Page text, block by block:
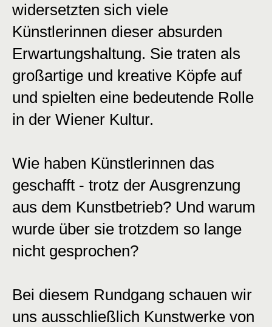
widersetzten sich viele
Künstlerinnen dieser absurden
Erwartungshaltung. Sie traten als
großartige und kreative Köpfe auf
und spielten eine bedeutende Rolle
in der Wiener Kultur.
Wie haben Künstlerinnen das
geschafft - trotz der Ausgrenzung
aus dem Kunstbetrieb? Und warum
wurde über sie trotzdem so lange
nicht gesprochen?
Bei diesem Rundgang schauen wir
uns ausschließlich Kunstwerke von